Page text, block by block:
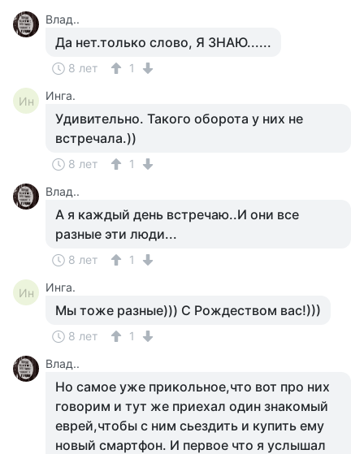
Влад..
Да нет.только слово, Я ЗНАЮ......
8 лет 1
Ин Инга.
Удивительно. Такого оборота у них не
встречала.))
8 лет
1
Влад..
А я каждый день встречаю..И они все
разные эти люди...
8 лет 1
Ин Инга.
Мы тоже разные))) С Рождеством вас!)))
8 лет
1
Влад..
Но самое уже прикольное,что вот про них
говорим и тут же приехал один знакомый
еврей,чтобы с ним сьездить и купить ему
новый смартфон. И первое что я услышал